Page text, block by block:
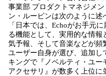
事業部 プロダクトマネジメ
ン・ルービンは次のように述
「日本では、Echoがお手元
る機能として、実用的な情
気予報、そして音楽などが頻
ユーザー自身が選び、追加し
キングで『ノベルティ・ユー
アクセサリ』が数多く上位に